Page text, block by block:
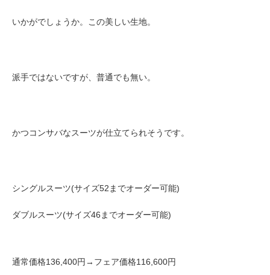
いかがでしょうか。この美しい生地。
派手ではないですが、普通でも無い。
かつコンサバなスーツが仕立てられそうです。
シングルスーツ(サイズ52までオーダー可能)
ダブルスーツ(サイズ46までオーダー可能)
通常価格136,400円→フェア価格116,600円